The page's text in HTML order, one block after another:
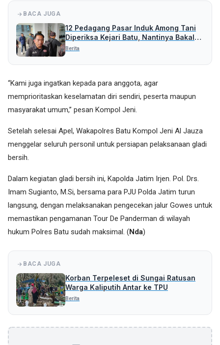
BACA JUGA
12 Pedagang Pasar Induk Among Tani
Diperiksa Kejari Batu, Nantinya Bakal
Periksa Pihak Lain
Berita
“Kami juga ingatkan kepada para anggota, agar
memprioritaskan keselamatan diri sendiri, peserta maupun
masyarakat umum,” pesan Kompol Jeni.
Setelah selesai Apel, Wakapolres Batu Kompol Jeni Al Jauza
menggelar seluruh personil untuk persiapan pelaksanaan gladi
bersih.
Dalam kegiatan gladi bersih ini, Kapolda Jatim Irjen. Pol. Drs.
Imam Sugianto, M.Si, bersama para PJU Polda Jatim turun
langsung, dengan melaksanakan pengecekan jalur Gowes untuk
memastikan pengamanan Tour De Panderman di wilayah
hukum Polres Batu sudah maksimal. (Nda)
BACA JUGA
Korban Terpeleset di Sungai Ratusan
Warga Kaliputih Antar ke TPU
Berita